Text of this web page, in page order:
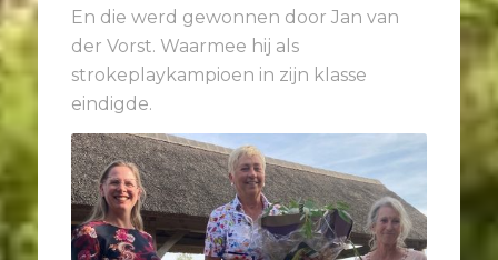
En die werd gewonnen door Jan van
der Vorst. Waarmee hij als
strokeplaykampioen in zijn klasse
eindigde.